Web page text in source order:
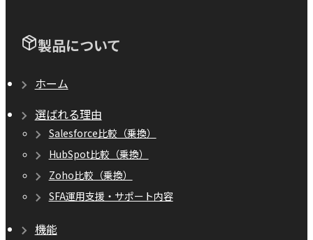
製品について
ホーム
選ばれる理由
Salesforce比較（乗換）
HubSpot比較（乗換）
Zoho比較（乗換）
SFA運用支援・サポート内容
機能